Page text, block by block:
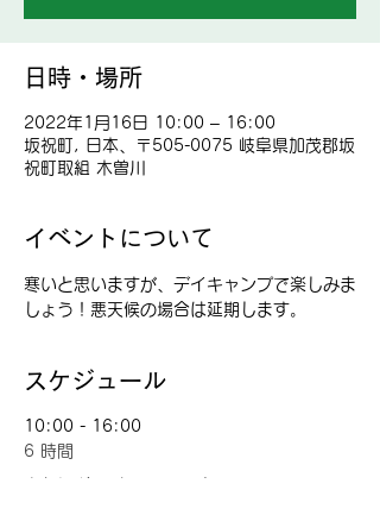
日時・場所
2022年1月16日 10:00 – 16:00
坂祝町, 日本、〒505-0075 岐阜県加茂郡坂
祝町取組 木曽川
イベントについて
寒いと思いますが、デイキャンプで楽しみま
しょう！悪天候の場合は延期します。
スケジュール
10:00 - 16:00
6 時間